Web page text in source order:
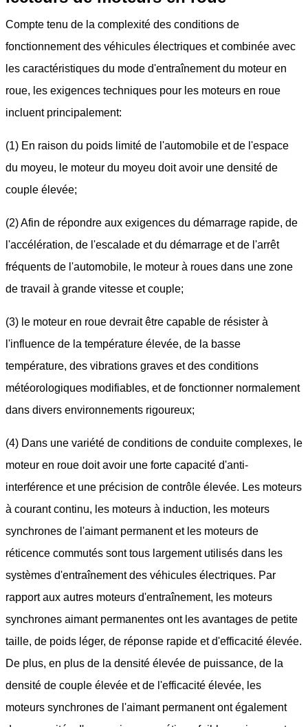
Compte tenu de la complexité des conditions de
fonctionnement des véhicules électriques et combinée avec
les caractéristiques du mode d'entraînement du moteur en
roue, les exigences techniques pour les moteurs en roue
incluent principalement:
(1) En raison du poids limité de l'automobile et de l'espace
du moyeu, le moteur du moyeu doit avoir une densité de
couple élevée;
(2) Afin de répondre aux exigences du démarrage rapide, de
l'accélération, de l'escalade et du démarrage et de l'arrêt
fréquents de l'automobile, le moteur à roues dans une zone
de travail à grande vitesse et couple;
(3) le moteur en roue devrait être capable de résister à
l'influence de la température élevée, de la basse
température, des vibrations graves et des conditions
météorologiques modifiables, et de fonctionner normalement
dans divers environnements rigoureux;
(4) Dans une variété de conditions de conduite complexes, le
moteur en roue doit avoir une forte capacité d'anti-
interférence et une précision de contrôle élevée. Les moteurs
à courant continu, les moteurs à induction, les moteurs
synchrones de l'aimant permanent et les moteurs de
réticence commutés sont tous largement utilisés dans les
systèmes d'entraînement des véhicules électriques. Par
rapport aux autres moteurs d'entraînement, les moteurs
synchrones aimant permanentes ont les avantages de petite
taille, de poids léger, de réponse rapide et d'efficacité élevée.
De plus, en plus de la densité élevée de puissance, de la
densité de couple élevée et de l'efficacité élevée, les
moteurs synchrones de l'aimant permanent ont également